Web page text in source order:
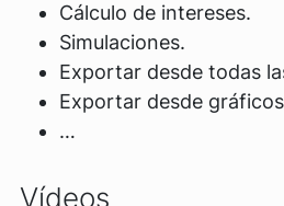
Cálculo de intereses.
Simulaciones.
Exportar desde todas
Exportar desde
…
Vídeos